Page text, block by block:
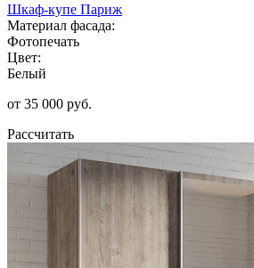
Шкаф-купе Париж
Материал фасада:
Фотопечать
Цвет:
Белый
от 35 000 руб.
Рассчитать